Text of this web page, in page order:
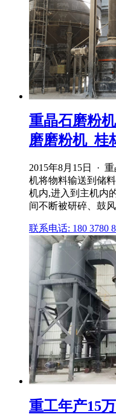
重晶石磨粉
磨磨粉机_桂
2015年8月15日 ·
机将物料输送到储
机内,进入到主机内
间不断被研碎、鼓
联系电话: 180 3780
重工年产15